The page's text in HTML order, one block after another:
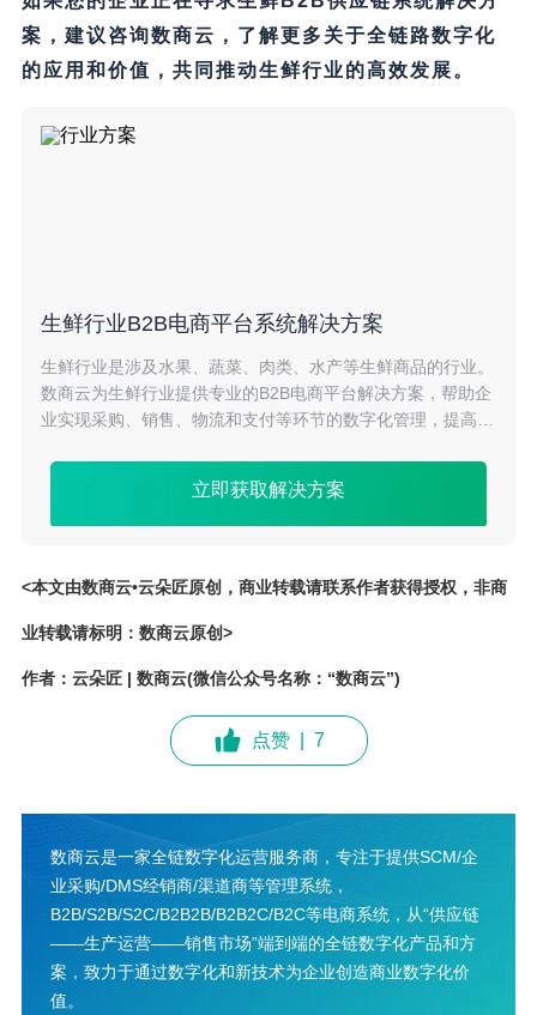
案，建议咨询数商云，了解更多关于全链路数字化
的应用和价值，共同推动生鲜行业的高效发展。
生鲜行业B2B电商平台系统解决方案
生鲜行业是涉及水果、蔬菜、肉类、水产等生鲜商品的行业。
数商云为生鲜行业提供专业的B2B电商平台解决方案，帮助企
业实现采购、销售、物流和支付等环节的数字化管理，提高业
渠道，提高品牌影响力，实现业务持续增长。
立即获取解决方案
<本文由数商云•云朵匠原创，商业转载请联系作者获得授权，非商
业转载请标明：数商云原创>
作者：云朵匠 | 数商云(微信公众号名称：“数商云”)
点赞 7
数商云是一家全链数字化运营服务商，专注于提供SCM/企
业采购/DMS经销商/渠道商等管理系统，
B2B/S2B/S2C/B2B2B/B2B2C/B2C等电商系统，从“供应链
——生产运营——销售市场”端到端的全链数字化产品和方
案，致力于通过数字化和新技术为企业创造商业数字化价
值。